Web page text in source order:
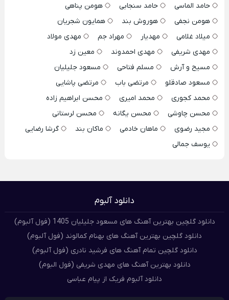
حامد الماسی
حامد سنجابی
هومن پناهی
هومن نجفی
هوروش بند
همایون شجریان
میلاد غلامی
مهدیار مهراد جم
مهدی مولاد
مهدی شریفی
مهدی احمدوند
معین زد
مسیح و آرش
مسلم فتاحی
مسعود جلیلیان
مسعود صادقلو
مرتضی باب
مرتضی پاشایی
محمد کجوری
محمد امیری
محسن ابراهیم زاده
محسن چاوشی
محسن یگانه
محسن لرستانی
مجید رضوی
ماهان خادمی ماکان بند
گرشا رضایی
یوسف جمالی
دانلود آلبوم
دانلود گلچین بهترین آهنگ های مسعود جلیلیان 1405 (فول آلبوم)
دانلود گلچین بهترین آهنگ های بهنام کمالوند (فول آلبوم)
دانلود گلچین تمام آهنگ های فرشید نادری (فول آلبوم)
دانلود بهترین آهنگ های مهدی شریفی (فول البوم)
دانلود آلبوم فریک از پیام عباسی